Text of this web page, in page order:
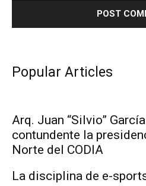
Popular Articles
Arq. Juan “Silvio”
contundente la
Norte del CODIA
La disciplina de e-